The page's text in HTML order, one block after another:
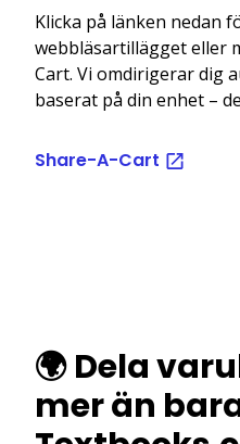
Klicka på länken nedan
webbläsartillägget eller
Cart. Vi omdirigerar dig
baserat på din enhet –
Share-A-Cart
🌍 Dela
mer än